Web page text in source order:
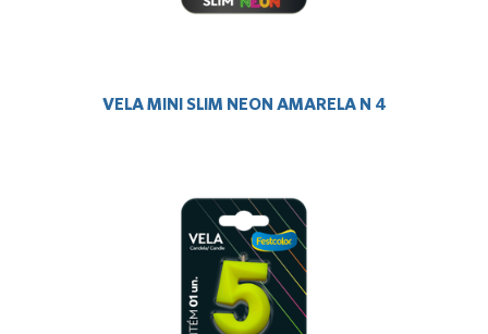
VELA MINI SLIM NEON AMARELA N 4